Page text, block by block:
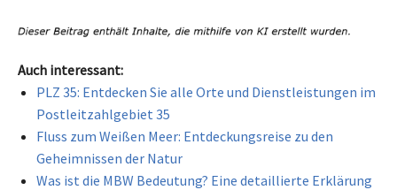
Auch interessant:
PLZ 35: Entdecken Sie alle Orte und Dienstleistungen im
Postleitzahlgebiet 35
Fluss zum Weißen Meer: Entdeckungsreise zu den
Geheimnissen der Natur
Was ist die MBW Bedeutung? Eine detaillierte Erklärung